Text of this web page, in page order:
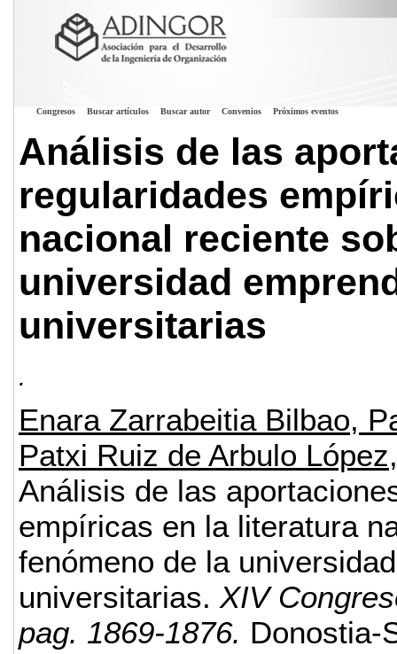
Congresos Buscar artículos Buscar autor Convenios Próximos eventos
Análisis de las
regularidades
nacional reciente
universidad
universitarias
.
Enara Zarrabeitia Bilbao,
Patxi Ruiz de Arbulo
Análisis de las
empíricas en la literatura
fenómeno de la
universitarias. XIV
pag. 1869-1876. Donostia-